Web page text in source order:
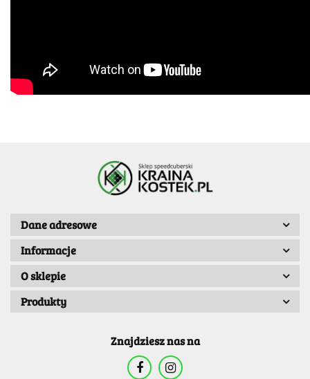
Dane adresowe
Informacje
O sklepie
Produkty
Znajdziesz nas na